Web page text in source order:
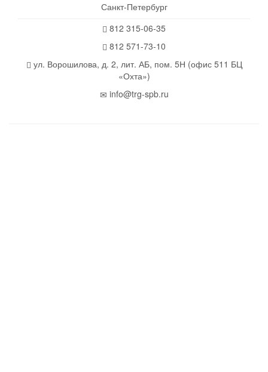
Санкт-Петербург
812 315-06-35
812 571-73-10
ул. Ворошилова, д. 2, лит. АБ, пом. 5Н (офис 511 БЦ
«Охта»)
info@trg-spb.ru